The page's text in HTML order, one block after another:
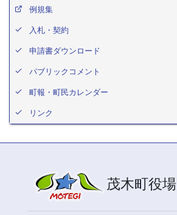
例規集
入札・契約
申請書ダウンロード
パブリックコメント
町報・町民カレンダー
リンク
茂木町役場